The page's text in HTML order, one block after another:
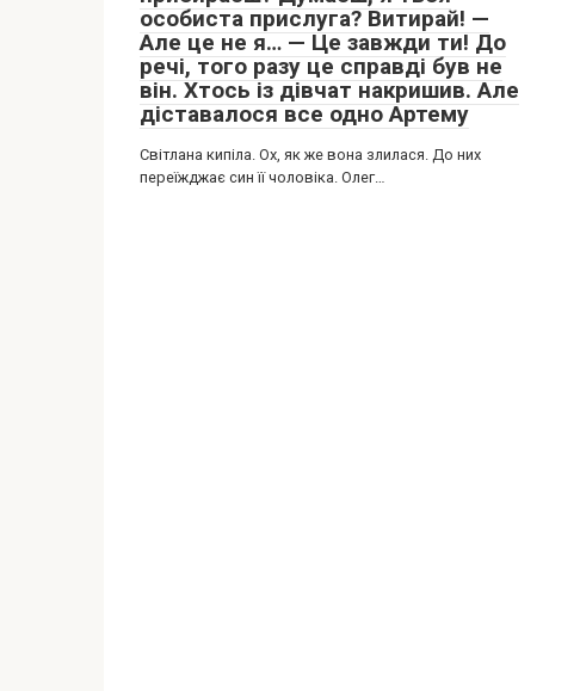
особиста прислуга? Витирай! —
Але це не я… — Це завжди ти! До
речі, того разу це справді був не
він. Хтось із дівчат накришив. Але
діставалося все одно Артему
Світлана кипіла. Ох, як же вона злилася. До них
переїжджає син її чоловіка. Олег…